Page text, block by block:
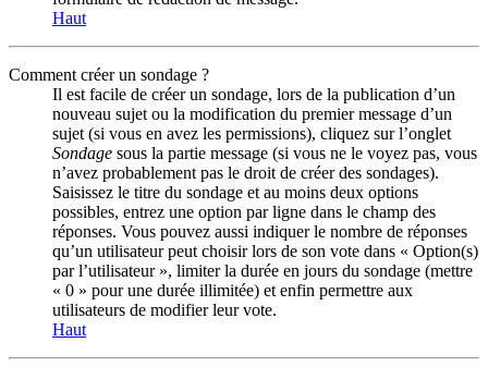
Haut
Comment créer un sondage ?
Il est facile de créer un sondage, lors de la publication d’un
nouveau sujet ou la modification du premier message d’un
sujet (si vous en avez les permissions), cliquez sur l’onglet
Sondage sous la partie message (si vous ne le voyez pas, vous
n’avez probablement pas le droit de créer des sondages).
Saisissez le titre du sondage et au moins deux options
possibles, entrez une option par ligne dans le champ des
réponses. Vous pouvez aussi indiquer le nombre de réponses
qu’un utilisateur peut choisir lors de son vote dans « Option(s)
par l’utilisateur », limiter la durée en jours du sondage (mettre
« 0 » pour une durée illimitée) et enfin permettre aux
utilisateurs de modifier leur vote.
Haut